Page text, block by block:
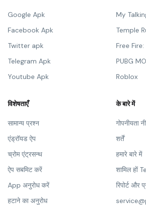
Google Apk
Facebook Apk
Twitter apk
Telegram Apk
Youtube Apk
My
Temple
Free
PUBG
Roblox
विशेषताएँ
सामान्य प्रश्न
एंड्रॉयड ऐप
च्रोम एंट्रसन्थ
ऐप सबमिट करें
App अनुरोध करें
हटाने का अनुरोध
के बारे में
गोपनीयता
शर्तें
हमारे बारे में
शामिल हों
रिपोर्ट और